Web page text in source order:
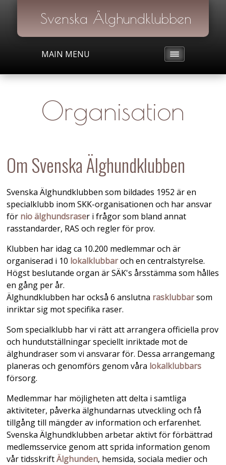
Svenska Älghundklubben
MAIN MENU
Organisation
Om Svenska Älghundklubben
Svenska Älghundklubben som bildades 1952 är en
specialklubb inom SKK-organisationen och har ansvar
för nio älghundsraser i frågor som bland annat
rasstandarder, RAS och regler för prov.
Klubben har idag ca 10.200 medlemmar och är
organiserad i 10 lokalklubbaroch en centralstyrelse.
Högst beslutande organ är SÄK's årsstämma som hålles
en gång per år.
Älghundklubben har också 6 anslutna rasklubbarsom
inriktar sig mot specifika raser.
Som specialklubb har vi rätt att arrangera officiella prov
och hundutställningar speciellt inriktade mot de
älghundraser som vi ansvarar för. Dessa arrangemang
planeras och genomförs genom våra lokalklubbars
försorg.
Medlemmar har möjligheten att delta i samtliga
aktiviteter, påverka älghundarnas utveckling och få
tillgång till mängder av information och erfarenhet.
Svenska Älghundklubben arbetar aktivt för förbättrad
medlemsservice genom att sprida information genom
vår tidsskriftÄlghunden, hemsida, sociala medier och